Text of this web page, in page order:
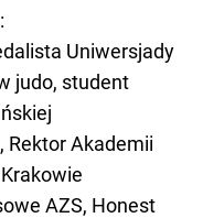
Uniwersjady
judo, student
Rektor Akademii
AZS, Honest